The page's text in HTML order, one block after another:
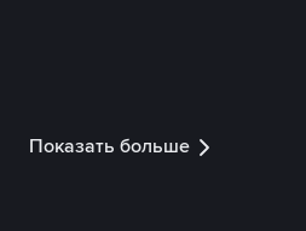
Показать больше